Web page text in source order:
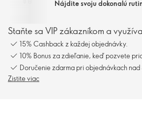
Nájdite svoju dokonalú
Staňte sa VIP zákazníkom a
15% Cashback z každej objednávky.
10% Bonus za zdieľanie, keď pozvete
Doručenie zdarma pri objednávkach nad
Zistite viac